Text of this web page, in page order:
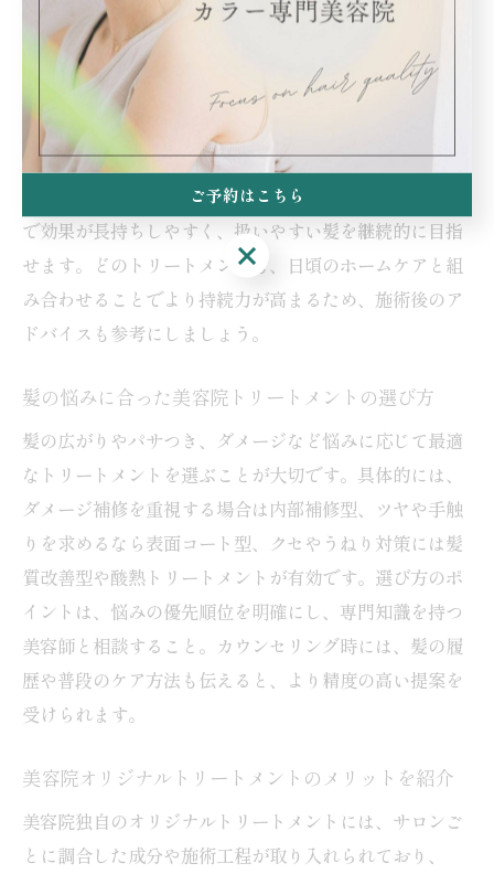
美容院トリートメントごとの持続期間と特徴を解説
美容院のトリートメントは、種類によって持続期間が異
なります。内部補修型やtokioトリートメントは、1～2
週間程度効果を実感しやすく、定期的な施術で髪のコン
ディションを維持しやすい点が特徴です。酸熱トリート
メントや髪質改善トリートメントは、回数を重ねること
で効果が長持ちしやすく、扱いやすい髪を継続的に目指
せます。どのトリートメントも、日頃のホームケアと組
み合わせることでより持続力が高まるため、施術後のア
ドバイスも参考にしましょう。
髪の悩みに合った美容院トリートメントの選び方
髪の広がりやパサつき、ダメージなど悩みに応じて最適
なトリートメントを選ぶことが大切です。具体的には、
ダメージ補修を重視する場合は内部補修型、ツヤや手触
りを求めるなら表面コート型、クセやうねり対策には髪
質改善型や酸熱トリートメントが有効です。選び方のポ
イントは、悩みの優先順位を明確にし、専門知識を持つ
美容師と相談すること。カウンセリング時には、髪の履
歴や普段のケア方法も伝えると、より精度の高い提案を
受けられます。
美容院オリジナルトリートメントのメリットを紹介
美容院独自のオリジナルトリートメントには、サロンご
とに調合した成分や施術工程が取り入れられており、
ご予約はこちら
ご予約はこちら